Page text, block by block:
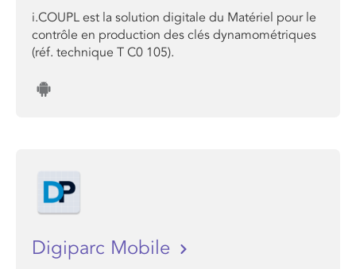
i.COUPL est la solution digitale du Matériel pour le
contrôle en production des clés dynamométriques
(réf. technique T C0 105).
Digiparc Mobile